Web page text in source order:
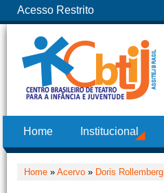
Acesso Restrito
Home Institucional
Home » Acervo » Doris Rollemberg